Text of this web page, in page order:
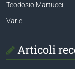
Teodosio Martucci
Varie
Articoli